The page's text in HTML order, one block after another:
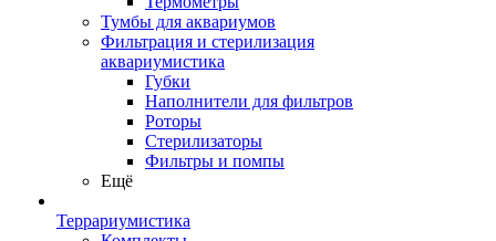
Тумбы для аквариумов
Фильтрация и стерилизация
аквариумистика
Губки
Наполнители для фильтров
Роторы
Стерилизаторы
Фильтры и помпы
Ещё
Террариумистика